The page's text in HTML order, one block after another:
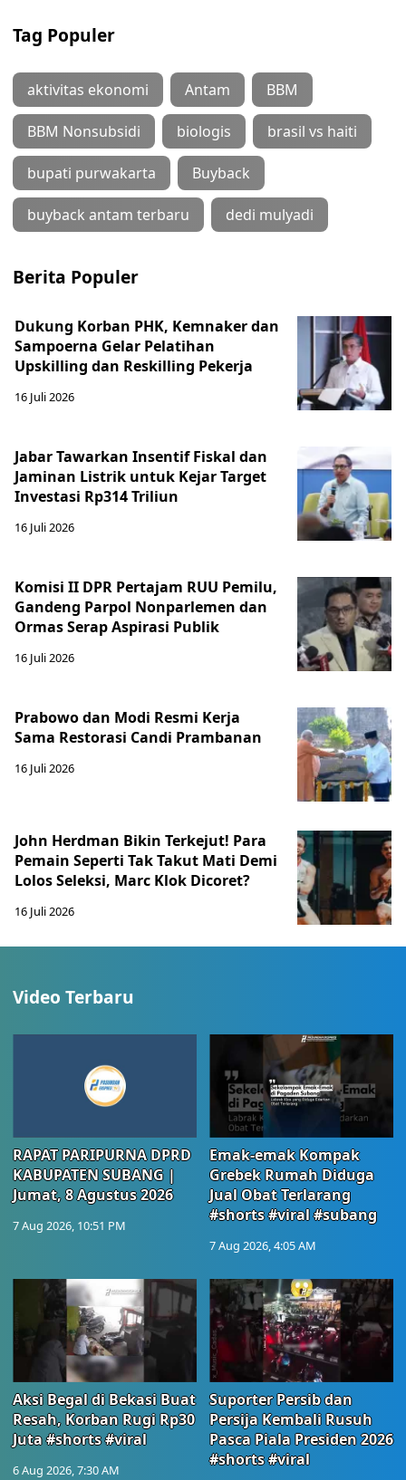
Tag Populer
aktivitas ekonomi Antam BBM
BBM Nonsubsidi biologis brasil vs haiti
bupati purwakarta Buyback
buyback antam terbaru dedi mulyadi
Berita Populer
Dukung Korban PHK, Kemnaker dan
Sampoerna Gelar Pelatihan
Upskilling dan Reskilling Pekerja
16 Juli 2026
Jabar Tawarkan Insentif Fiskal dan
Jaminan Listrik untuk Kejar Target
Investasi Rp314 Triliun
16 Juli 2026
Komisi II DPR Pertajam RUU Pemilu,
Gandeng Parpol Nonparlemen dan
Ormas Serap Aspirasi Publik
16 Juli 2026
Prabowo dan Modi Resmi Kerja
Sama Restorasi Candi Prambanan
16 Juli 2026
John Herdman Bikin Terkejut! Para
Pemain Seperti Tak Takut Mati Demi
Lolos Seleksi, Marc Klok Dicoret?
16 Juli 2026
Video Terbaru
RAPAT PARIPURNA DPRD
KABUPATEN SUBANG |
Jumat, 8 Agustus 2026
7 Aug 2026, 10:51 PM
Emak-emak Kompak
Grebek Rumah Diduga
Jual Obat Terlarang
#shorts #viral #subang
7 Aug 2026, 4:05 AM
Aksi Begal di Bekasi Buat
Resah, Korban Rugi Rp30
Juta #shorts #viral
6 Aug 2026, 7:30 AM
Suporter Persib dan
Persija Kembali Rusuh
Pasca Piala Presiden 2026
#shorts #viral